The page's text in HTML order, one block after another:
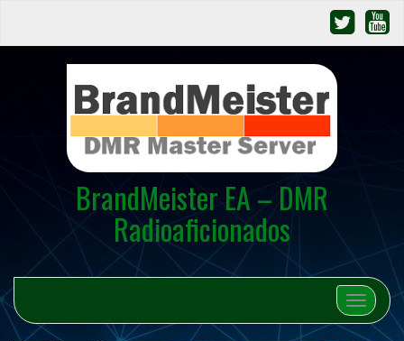
BrandMeister EA – DMR
Radioaficionados
Cambiar